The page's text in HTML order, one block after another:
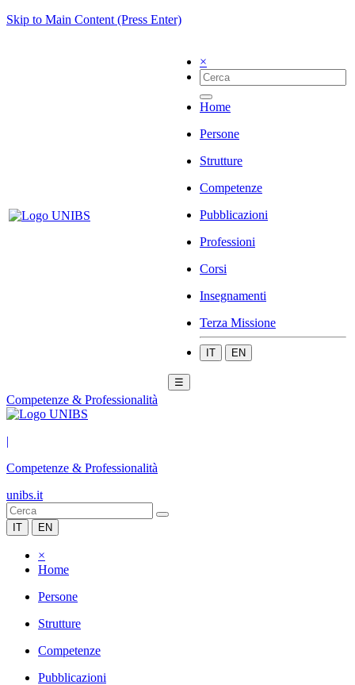
Skip to Main Content (Press Enter)
×
Home
Persone
Strutture
Competenze
Pubblicazioni
Professioni
Corsi
Insegnamenti
Terza Missione
IT EN
☰
Competenze & Professionalità
|
Competenze & Professionalità
unibs.it
IT EN
×
Home
Persone
Strutture
Competenze
Pubblicazioni